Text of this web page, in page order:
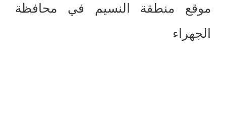
موقع منطقة النسيم في محافظة
الجهراء